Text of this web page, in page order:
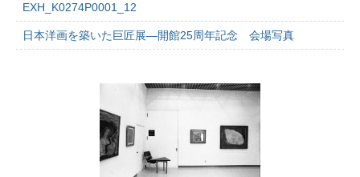
EXH_K0274P0001_12
日本洋画を築いた巨匠展―開館25周年記念 会場写真